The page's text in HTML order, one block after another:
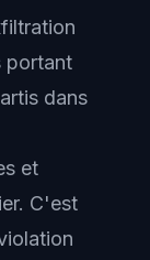
portant
dans
et
C'est